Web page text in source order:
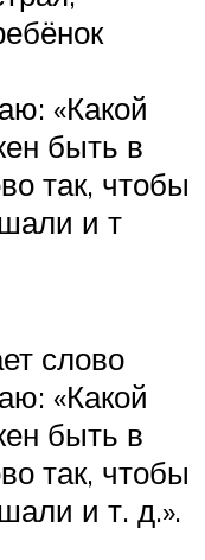
«Какой
быть в
так, чтобы
и т
слово
«Какой
быть в
так, чтобы
и т. д.».